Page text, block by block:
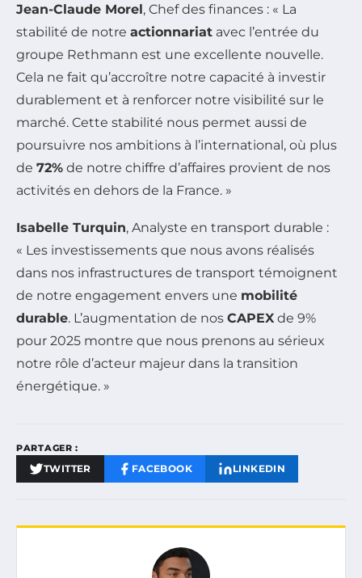
Jean-Claude Morel, Chef des finances : « La
stabilité de notre actionnariat avec l’entrée du
groupe Rethmann est une excellente nouvelle.
Cela ne fait qu’accroître notre capacité à investir
durablement et à renforcer notre visibilité sur le
marché. Cette stabilité nous permet aussi de
poursuivre nos ambitions à l’international, où plus
de 72% de notre chiffre d’affaires provient de nos
activités en dehors de la France. »
Isabelle Turquin, Analyste en transport durable :
« Les investissements que nous avons réalisés
dans nos infrastructures de transport témoignent
de notre engagement envers une mobilité
durable. L’augmentation de nos CAPEX de 9%
pour 2025 montre que nous prenons au sérieux
notre rôle d’acteur majeur dans la transition
énergétique. »
PARTAGER :
TWITTER FACEBOOK LINKEDIN